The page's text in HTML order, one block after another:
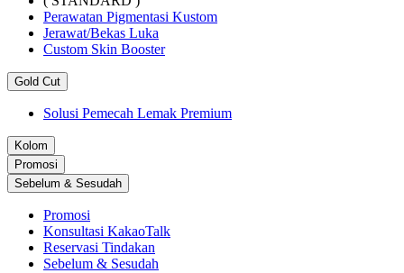
Perawatan Pigmentasi Kustom
Jerawat/Bekas Luka
Custom Skin Booster
Gold Cut
Solusi Pemecah Lemak Premium
Kolom
Promosi
Sebelum & Sesudah
Promosi
Konsultasi KakaoTalk
Reservasi Tindakan
Sebelum & Sesudah